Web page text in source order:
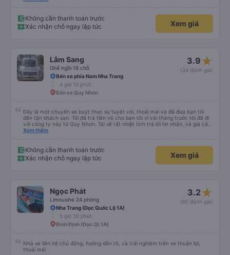
trình đến Thành phố Hồ Chí Minh không nhanh đến vậy. Nhưng hành trình
trở về thì nhanh hơn. Chăn ga gối đệm sạch sẽ, và tôi ngủ rất ngon ❤️
Không cần thanh toán trước
Xác nhận chỗ ngay lập tức
Xem giá
Lâm Sang
Ghế ngồi 16 chỗ
3.9 star_rate
(34 đánh giá)
Bến xe phía Nam Nha Trang
4 giờ 10 phút
Bến xe Quy Nhơn
Đây là một chuyến xe buýt thực sự tuyệt vời, thoải mái và đã đưa bạn tôi
đến tận khách sạn. Tôi đã trả tiền vé cho bạn tôi vì vài tháng trước tôi đã đi
với công ty này từ Quy Nhơn. Tài xế rất nhiệt tình trả lời tin nhắn, và giá cả
rất hợp lý, rẻ hơn so với các lựa chọn khác cho dịch vụ 5 sao. Rất đáng để
Xem thêm
Không cần thanh toán trước
Xác nhận chỗ ngay lập tức
Xem giá
Ngọc Phát
Limousine 24 phòng
3.2 star_rate
(60 đánh giá)
Nha Trang (Dọc Quốc Lộ 1A)
5 giờ 30 phút
Bình Định (Dọc QL1A)
Nhà xe liên hệ chủ động, hướng dẫn rõ, và trải nghiệm trên xe thuận lợi,
thoải mái